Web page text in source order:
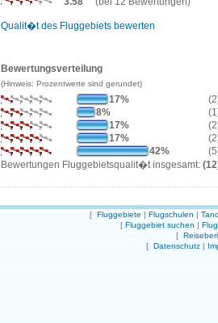
Qualit�t des Fluggebiets bewerten
Bewertungsverteilung
(Hinweis: Prozentwerte sind gerundet)
17%
8%
17%
17%
42%
Bewertungen Fluggebietsqualit�t insgesamt:
[ Fluggebiete | Flugschulen |
[ Fluggebiet suchen |
[
[ Datenschutz |